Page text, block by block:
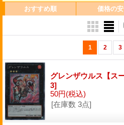
おすすめ順 価格の
1 2 3
グレンザウルス【ス
3]
50円(税込)
[在庫数 3点]